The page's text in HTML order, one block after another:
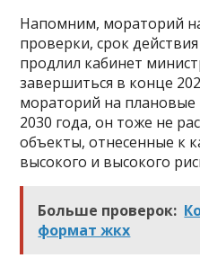
Напомним, мораторий
проверки, срок
продлил кабинет
завершиться в конце
мораторий на плановые
2030 года, он тоже не
объекты, отнесенные к
высокого и высокого
Больше проверок:
формат жкх